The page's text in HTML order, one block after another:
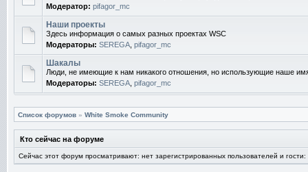
Модератор: pifagor_mc
Наши проекты
Здесь информация о самых разных проектах WSC
Модераторы: SEREGA pifagor_mc
Шакалы
Люди, не имеющие к нам никакого отношения, но использующие наше
Модераторы: SEREGA pifagor_mc
Список форумов » White Smoke Community
Кто сейчас на форуме
Сейчас этот форум просматривают: нет зарегистрированных пользователей и гости: